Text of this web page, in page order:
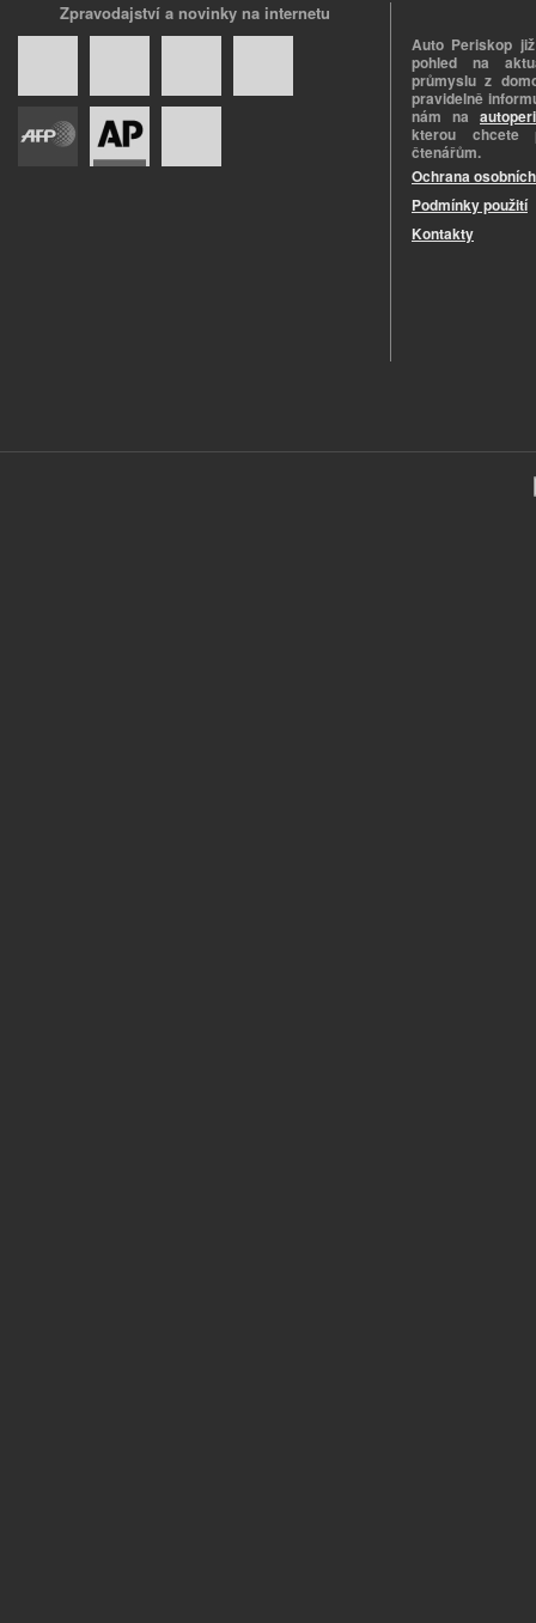
Zpravodajství a novinky na internetu
Auto Periskop
pohled na
průmyslu z
pravidelně
nám na
kterou chcete
čtenářům.
Ochrana
Podmínky použití
Kontakty